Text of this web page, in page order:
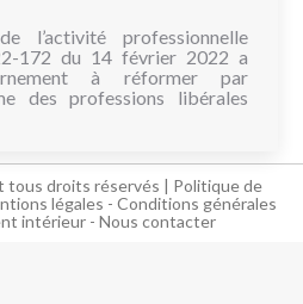
l’activité professionnelle
172 du 14 février 2022 a
à réformer par
des professions libérales
tous droits réservés | Politique de
légales - Conditions générales
intérieur - Nous contacter